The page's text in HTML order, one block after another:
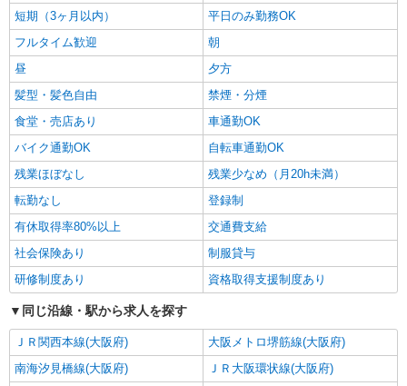
パーソルファクトリーパートナーズ株式会社
金属加工品製造OP・搬送など（日勤）
基本時給1500円 ※交通費全額支給（規定あ
り） 【月収例】24.5万円（20日勤務＋残業3h）
大阪府大阪市大正区三軒家東
キープ 詳細を見る
派遣社員
パーソルファクトリーパートナーズ株式会社
粉塵除去装置の研磨・組立（日勤）
時給1500円 ※交通費全額支給（規定あり）
【月収例】23.2万円（20日勤務 ※残業なしの場
合）大阪府大阪市大正区
キープ
派遣社員
パーソルファクトリーパートナーズ株式会社
短期（3ヶ月以内）
平日のみ勤務OK
フルタイム歓迎
朝
昼
夕方
髪型・髪色自由
禁煙・分煙
食堂・売店あり
車通勤OK
バイク通勤OK
自転車通勤OK
残業ほぼなし
残業少なめ（月20h未満）
転勤なし
登録制
有休取得率80%以上
交通費支給
社会保険あり
制服貸与
研修制度あり
資格取得支援制度あり
同じ沿線・駅から求人を探す
ＪＲ関西本線(大阪府)
大阪メトロ堺筋線(大阪府)
南海汐見橋線(大阪府)
ＪＲ大阪環状線(大阪府)